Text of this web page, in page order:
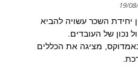
19/
יחידת השכר עשויה להביא
נכון של העובדים.
מציגה את הכללים